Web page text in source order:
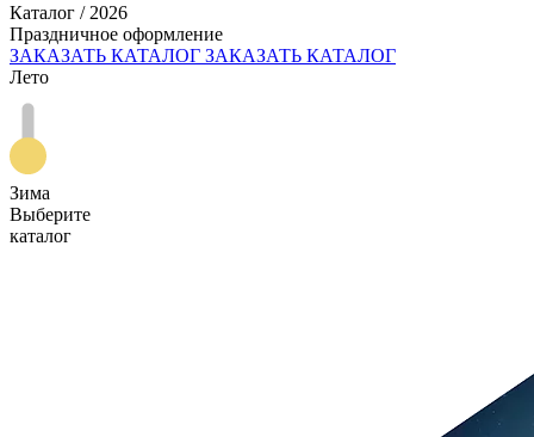
Каталог / 2026
Праздничное оформление
ЗАКАЗАТЬ КАТАЛОГ ЗАКАЗАТЬ КАТАЛОГ
Лето
Зима
Выберите
каталог